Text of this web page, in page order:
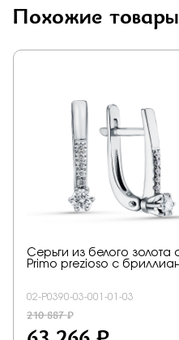
Похожие товары